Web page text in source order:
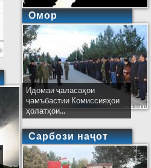
Омор
Идомаи ҷаласаҳои
ҷамъбастии Комиссияҳои
ҳолатҳои...
Сарбози наҷот